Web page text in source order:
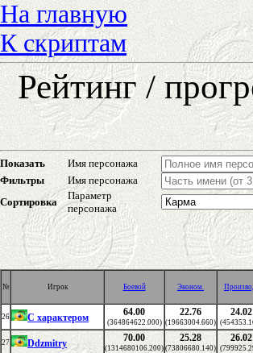
На главную
К скриптам
Рейтинг /
Показать
Имя персонажа
Фильтры
Имя персонажа
Сортировка
Параметр
персонажа
№ Игрок Боевой Эконом.
26 С характером 64.00
(364864622.000)
22.76
(19663004.660)
24.02
27 Ddzmitry 70.00
(1314680106.200)
25.28
(73806680.140)
26.02